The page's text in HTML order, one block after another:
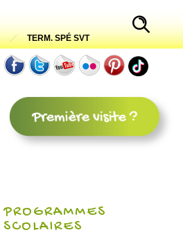
TERM. SPÉ SVT
PROGRAMMES
SCOLAIRES